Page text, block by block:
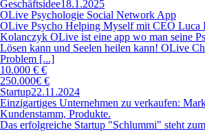
Geschäftsidee18.1.2025
OLive Psychologie Social Network App
OLive Psycho Helping Myself mit CEO Luca
Kolanczyk OLive ist eine app wo man seine
Lösen kann und Seelen heilen kann! OLive
Problem [...]
10.000 € €
250.000€ €
Startup22.11.2024
Einzigartiges Unternehmen zu verkaufen:
Kundenstamm, Produkte.
Das erfolgreiche Startup "Schlummi" steht